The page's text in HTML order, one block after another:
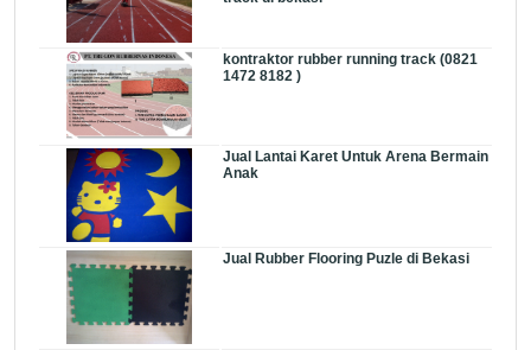
kontraktor rubber running track (0821
1472 8182 )
Jual Lantai Karet Untuk Arena Bermain
Anak
Jual Rubber Flooring Puzle di Bekasi